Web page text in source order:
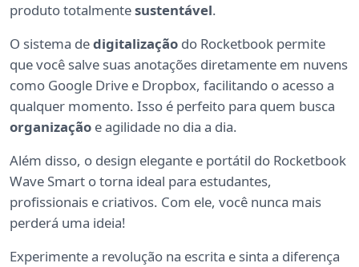
produto totalmentesustentável.
O sistema dedigitalização do Rocketbook permite
que você salve suas anotações diretamente em nuvens
como Google Drive e Dropbox, facilitando o acesso a
qualquer momento. Isso é perfeito para quem busca
organização e agilidade no dia a dia.
Além disso, o design elegante e portátil do Rocketbook
Wave Smart o torna ideal para estudantes,
profissionais e criativos. Com ele, você nunca mais
perderá uma ideia!
Experimente a revolução na escrita e sinta a diferença